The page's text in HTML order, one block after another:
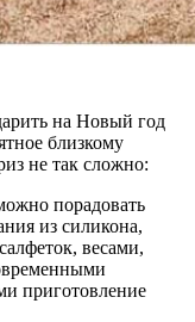
на Новый год
близкому
не так сложно:
порадовать
из силикона,
весами,
приготовление